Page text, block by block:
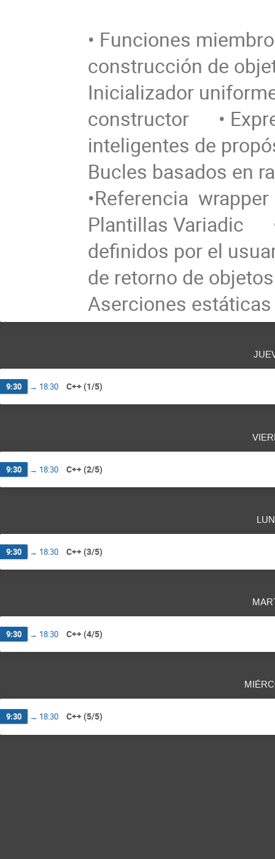
• Funciones
construcción de
Inicializador
constructor      •
inteligentes de
Bucles basados en
•Referencia
Plantillas Variadic
definidos por el
de retorno de
Aserciones estáticas
9:30 → 18:30 C++ (1/5)
9:30 → 18:30 C++ (2/5)
9:30 → 18:30 C++ (3/5)
9:30 → 18:30 C++ (4/5)
9:30 → 18:30 C++ (5/5)